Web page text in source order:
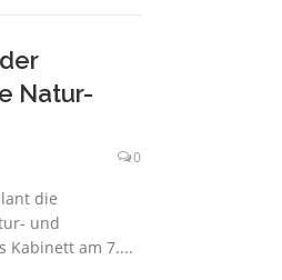
Natur-
0
die
und
Kabinett am 7....